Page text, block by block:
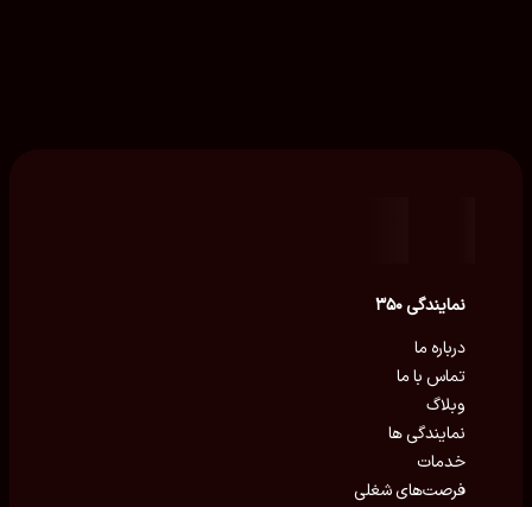
نمایندگی ۳۵۰
درباره ما
تماس با ما
وبلاگ
نمایندگی ها
خدمات
فرصت‌های شغلی